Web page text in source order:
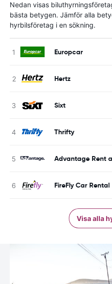
Nedan visas
bästa betygen. Jämför alla
hyrbilsföretag i en sökning.
Europcar
Hertz
Sixt
Thrifty
Advantage Rent
FireFly Car Rental
Visa alla